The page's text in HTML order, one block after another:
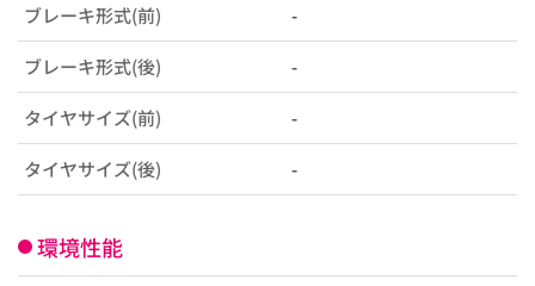
ブレーキ形式(前) -
ブレーキ形式(後) -
タイヤサイズ(前) -
タイヤサイズ(後) -
環境性能